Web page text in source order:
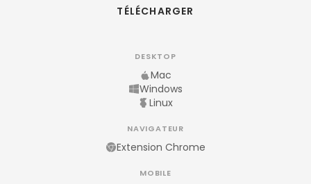
TÉLÉCHARGER
DESKTOP
Mac
Windows
Linux
NAVIGATEUR
Extension Chrome
MOBILE